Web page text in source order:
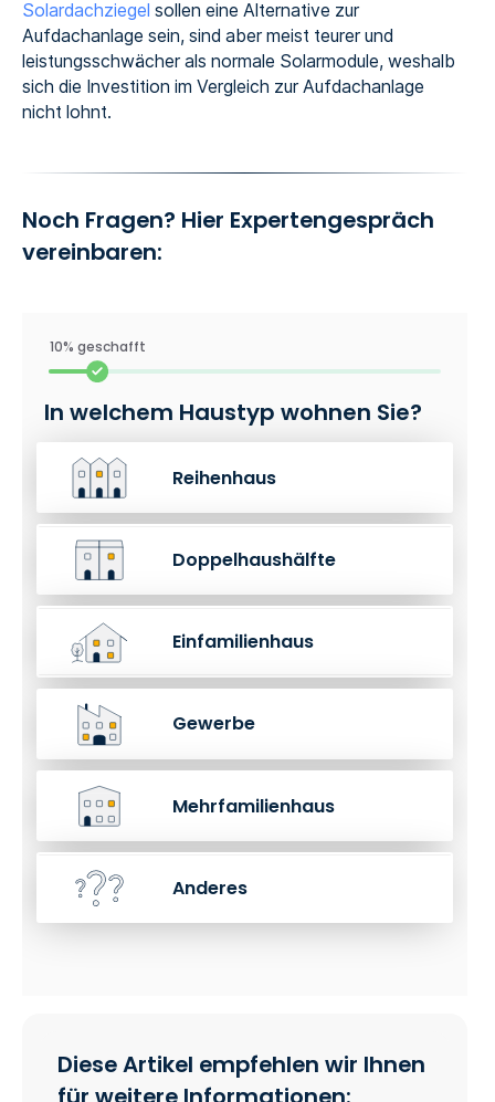
Solardachziegel sollen eine Alternative zur
Aufdachanlage sein, sind aber meist teurer und
leistungsschwächer als normale Solarmodule, weshalb
sich die Investition im Vergleich zur Aufdachanlage
nicht lohnt.
Noch Fragen? Hier Expertengespräch
vereinbaren:
10% geschafft
In welchem Haustyp wohnen Sie?
Reihenhaus
Doppelhaushälfte
Einfamilienhaus
Gewerbe
Mehrfamilienhaus
Anderes
Diese Artikel empfehlen wir Ihnen